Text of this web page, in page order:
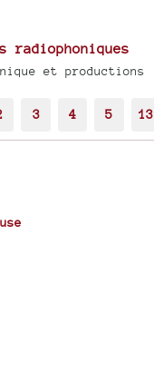
radiophoniques
et productions
3 4 5 13